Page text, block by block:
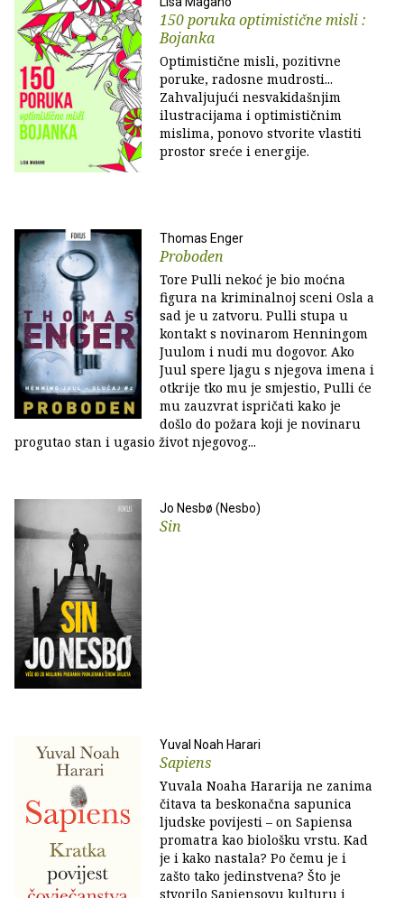
150 poruka optimistične misli :
Bojanka
Optimistične misli, pozitivne
poruke, radosne mudrosti...
Zahvaljujući nesvakidašnjim
ilustracijama i optimističnim
mislima, ponovo stvorite vlastiti
prostor sreće i energije.
Thomas Enger
Proboden
Tore Pulli nekoć je bio moćna
figura na kriminalnoj sceni Osla a
sad je u zatvoru. Pulli stupa u
kontakt s novinarom Henningom
Juulom i nudi mu dogovor. Ako
Juul spere ljagu s njegova imena i
otkrije tko mu je smjestio, Pulli će
mu zauzvrat ispričati kako je
došlo do požara koji je novinaru
progutao stan i ugasio život njegovog...
Jo Nesbø (Nesbo)
Sin
Yuval Noah Harari
Sapiens
Yuvala Noaha Hararija ne zanima
čitava ta beskonačna sapunica
ljudske povijesti – on Sapiensa
promatra kao biološku vrstu. Kad
je i kako nastala? Po čemu je i
zašto tako jedinstvena? Što je
stvorilo Sapiensovu kulturu i